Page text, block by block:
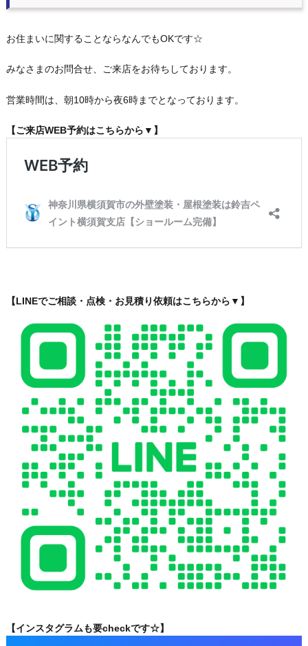
お住まいに関することならなんでもOKです☆
みなさまのお問合せ、ご来店をお待ちしております。
営業時間は、朝10時から夜6時までとなっております。
【ご来店WEB予約はこちらから▼】
【LINEでご相談・点検・お見積り依頼はこちらから▼】
【インスタグラムも要checkです☆】